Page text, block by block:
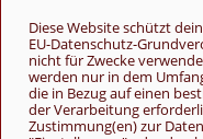
Diese Website schützt
EU-Datenschutz-
nicht für Zwecke
werden nur in dem
die in Bezug auf einen
der Verarbeitung
Zustimmung(en) zur
Siempre
Super Soxx
Vaya
Yak
Manos del Uruguay